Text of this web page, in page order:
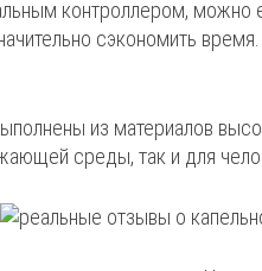
контроллером, можно
сэкономить
из материалов
среды, так и для